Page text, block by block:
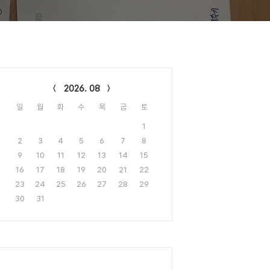
2026. 08
일 월 화 수 목 금 토
1
2
3 4 5 6 7
8
9
10 11 12 13 14
15
16
17 18 19 20 21
22
23
24 25 26 27 28
29
30
31